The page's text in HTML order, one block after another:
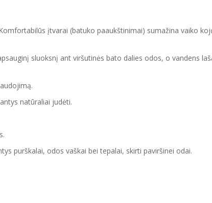
įtvarai (batuko paaukštinimai) sumažina vaiko
sluoksnį ant viršutinės bato dalies odos, o vandens
natūraliai judėti.
purškalai, odos vaškai bei tepalai, skirti paviršinei odai.